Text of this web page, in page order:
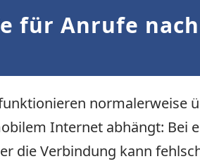
für Anrufe
normalerweise
Internet abhängt: Bei
die Verbindung kann